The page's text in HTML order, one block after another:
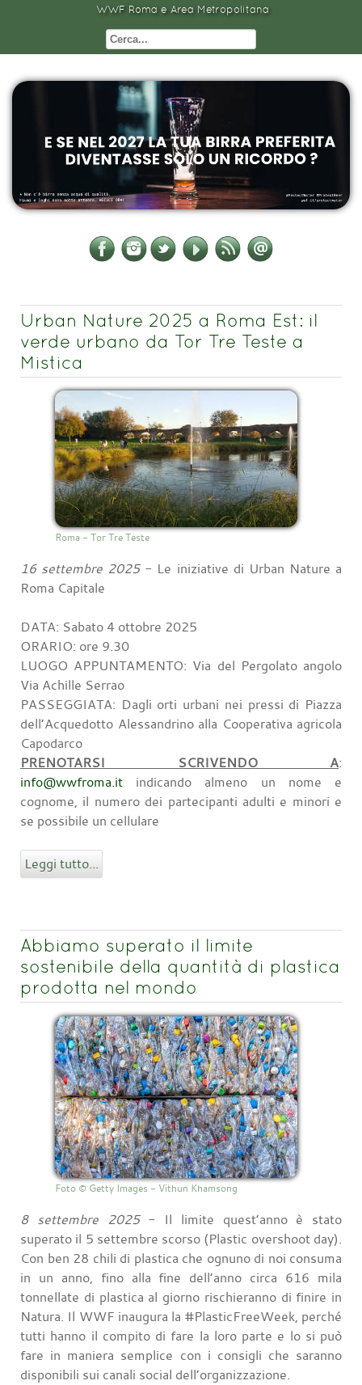
WWF Roma e Area Metropolitana
Urban Nature 2025 a Roma Est: il
verde urbano da Tor Tre Teste a
Mistica
Roma - Tor Tre Teste
16 settembre 2025- Le iniziative di Urban Nature a
Roma Capitale
DATA: Sabato 4 ottobre 2025
ORARIO: ore 9.30
LUOGO APPUNTAMENTO: Via del Pergolato angolo
Via Achille Serrao
PASSEGGIATA: Dagli orti urbani nei pressi di Piazza
dell’Acquedotto Alessandrino alla Cooperativa agricola
Capodarco
PRENOTARSI SCRIVENDO A:
info@wwfroma.it indicando almeno un nome e
cognome, il numero dei partecipanti adulti e minori e
se possibile un cellulare
Leggi tutto...
Abbiamo superato il limite
sostenibile della quantità di plastica
prodotta nel mondo
Foto © Getty Images - Vithun Khamsong
8 settembre 2025- Il limite quest’anno è stato
superato il 5 settembre scorso (Plastic overshoot day).
Con ben 28 chili di plastica che ognuno di noi consuma
in un anno, fino alla fine dell’anno circa 616 mila
tonnellate di plastica al giorno rischieranno di finire in
Natura. Il WWF inaugura la #PlasticFreeWeek, perché
tutti hanno il compito di fare la loro parte e lo si può
fare in maniera semplice con i consigli che saranno
disponibili sui canali social dell’organizzazione.